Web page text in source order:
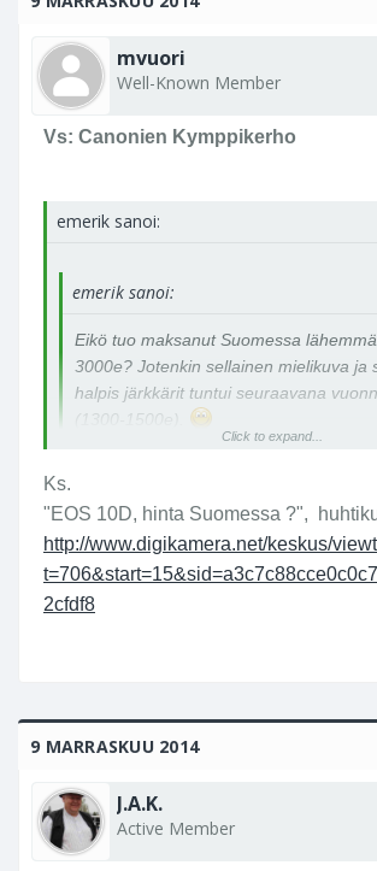
mvuori
Well-Known Member
Vs: Canonien Kymppikerho
emerik sanoi:
emerik sanoi:
Eikö tuo maksanut Suomessa
3000e? Jotenkin sellainen mielikuva ja
halpis järkkärit tuntui seuraavana
(1300-1500e).
Click to expand...
Ks.
"EOS 10D, hinta Suomessa ?",
http://www.digikamera.net/keskus/
2cfdf8
9 MARRASKUU 2014
J.A.K.
Active Member